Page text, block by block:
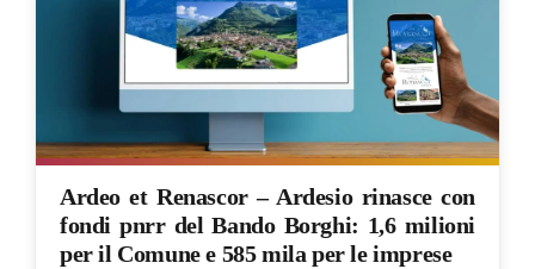
Ardeo et Renascor – Ardesio rinasce con
fondi pnrr del Bando Borghi: 1,6 milioni
per il Comune e 585 mila per le imprese